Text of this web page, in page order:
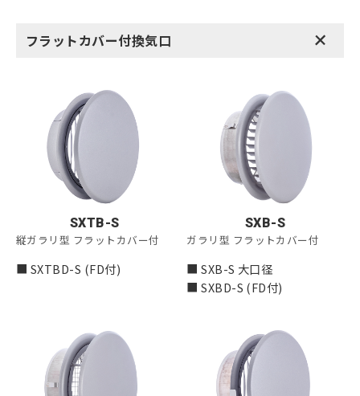
+
フラットカバー付換気口
SXTB-S
縦ガラリ型 フラットカバー付
■ SXTBD-S (FD付)
SXB-S
ガラリ型 フラットカバー付
■ SXB-S 大口径
■ SXBD-S (FD付)